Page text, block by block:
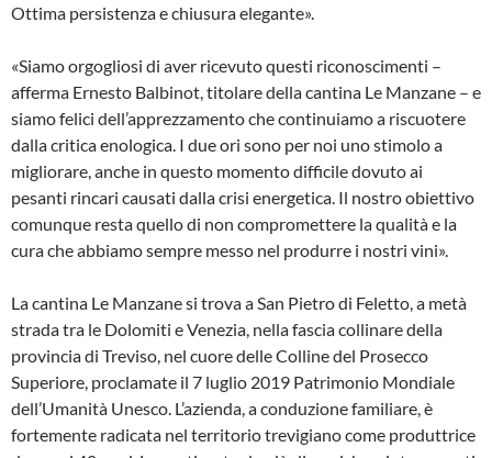
Ottima persistenza e chiusura elegante».
«Siamo orgogliosi di aver ricevuto questi riconoscimenti –
afferma Ernesto Balbinot, titolare della cantina Le Manzane – e
siamo felici dell’apprezzamento che continuiamo a riscuotere
dalla critica enologica. I due ori sono per noi uno stimolo a
migliorare, anche in questo momento difficile dovuto ai
pesanti rincari causati dalla crisi energetica. Il nostro obiettivo
comunque resta quello di non compromettere la qualità e la
cura che abbiamo sempre messo nel produrre i nostri vini».
La cantina Le Manzane si trova a San Pietro di Feletto, a metà
strada tra le Dolomiti e Venezia, nella fascia collinare della
provincia di Treviso, nel cuore delle Colline del Prosecco
Superiore, proclamate il 7 luglio 2019 Patrimonio Mondiale
dell’Umanità Unesco. L’azienda, a conduzione familiare, è
fortemente radicata nel territorio trevigiano come produttrice